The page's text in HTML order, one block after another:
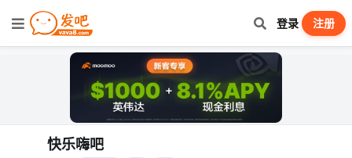
登录 注册
快乐嗨吧